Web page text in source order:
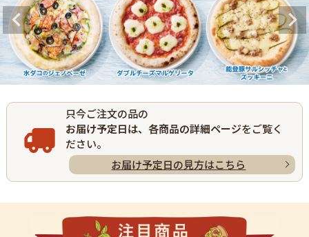
只今ご注文の品の
お届け予定日は、各商品の詳細ページをご覧く
ださい。
お届け予定日の見方はこちら